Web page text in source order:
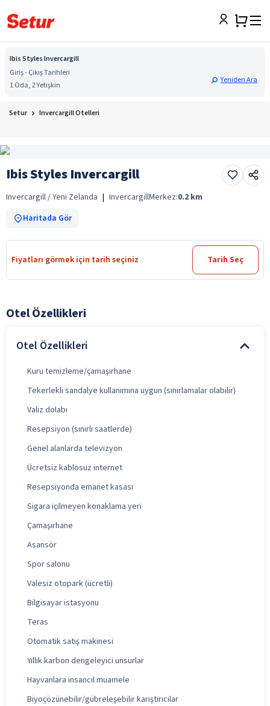
Ibis Styles Invercargill
Giriş - Çıkış Tarihleri
1 Oda, 2 Yetişkin
Yeniden Ara
Setur Invercargill Otelleri
Ibis Styles Invercargill
Invercargill / Yeni Zelanda | InvercargillMerkez:0.2 km
Haritada Gör
Fiyatları görmek için tarih seçiniz Tarih Seç
Otel Özellikleri
Otel Özellikleri
Kuru temizleme/çamaşırhane
Tekerlekli sandalye kullanımına uygun (sınırlamalar olabilir)
Valiz dolabı
Resepsiyon (sınırlı saatlerde)
Genel alanlarda televizyon
Ücretsiz kablosuz internet
Resepsiyonda emanet kasası
Sigara içilmeyen konaklama yeri
Çamaşırhane
Asansör
Spor salonu
Valesiz otopark (ücretli)
Bilgisayar istasyonu
Teras
Otomatik satış makinesi
Yıllık karbon dengeleyici unsurlar
Hayvanlara insancıl muamele
Biyoçözünebilir/gübreleşebilir karıştırıcılar